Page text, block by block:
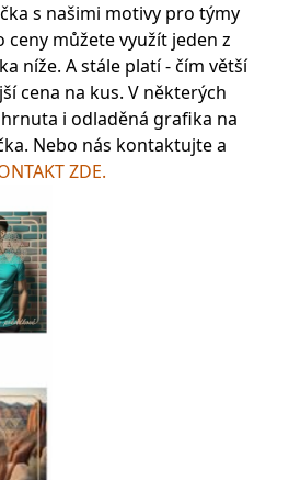
s našimi motivy pro týmy
můžete využít jeden z
níže. A stále platí - čím větší
cena na kus. V některých
i odladěná grafika na
Nebo nás kontaktujte a
ZDE.